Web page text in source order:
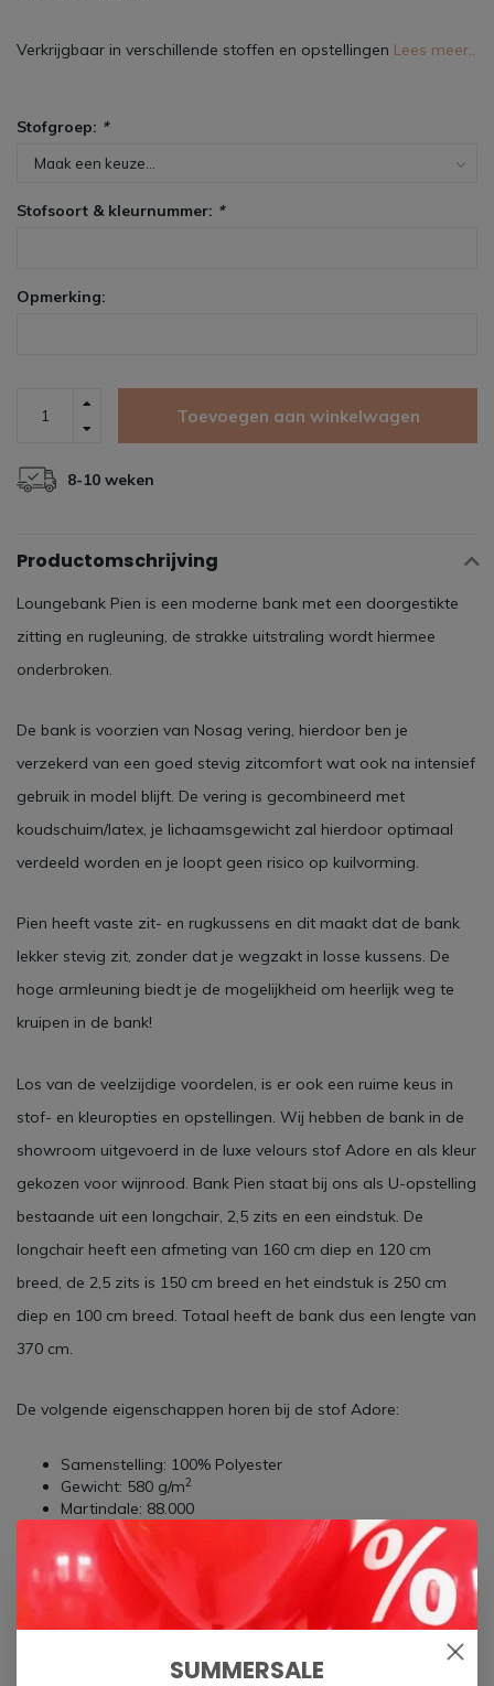
Verkrijgbaar in verschillende stoffen en opstellingen Lees meer..
Stofgroep: *
Stofsoort & kleurnummer: *
Opmerking:
Toevoegen aan winkelwagen
8-10 weken
Productomschrijving
Loungebank Pien is een moderne bank met een doorgestikte
zitting en rugleuning, de strakke uitstraling wordt hiermee
onderbroken.
De bank is voorzien van Nosag vering, hierdoor ben je
verzekerd van een goed stevig zitcomfort wat ook na intensief
gebruik in model blijft. De vering is gecombineerd met
koudschuim/latex, je lichaamsgewicht zal hierdoor optimaal
verdeeld worden en je loopt geen risico op kuilvorming.
Pien heeft vaste zit- en rugkussens en dit maakt dat de bank
lekker stevig zit, zonder dat je wegzakt in losse kussens. De
hoge armleuning biedt je de mogelijkheid om heerlijk weg te
kruipen in de bank!
Los van de veelzijdige voordelen, is er ook een ruime keus in
stof- en kleuropties en opstellingen. Wij hebben de bank in de
showroom uitgevoerd in de luxe velours stof Adore en als kleur
gekozen voor wijnrood. Bank Pien staat bij ons als U-opstelling
bestaande uit een longchair, 2,5 zits en een eindstuk. De
longchair heeft een afmeting van 160 cm diep en 120 cm
breed, de 2,5 zits is 150 cm breed en het eindstuk is 250 cm
diep en 100 cm breed. Totaal heeft de bank dus een lengte van
370 cm.
De volgende eigenschappen horen bij de stof Adore:
Samenstelling: 100% Polyester
Gewicht: 580 g/m2
Martindale: 88.000
Kleurvastheid: 5
Pilling: 5
Zorgeloos genieten van jouw bank? Spray deze dan in met de
speciale anti-vlek spray vanAll in houseen je bank is
gegarandeerd 5 jaar vlekvrij.SUMMERSALE